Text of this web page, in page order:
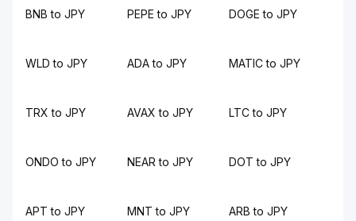
BNB to JPY PEPE to JPY DOGE to JPY
WLD to JPY ADA to JPY MATIC to JPY
TRX to JPY AVAX to JPY LTC to JPY
ONDO to JPY NEAR to JPY DOT to JPY
APT to JPY MNT to JPY ARB to JPY